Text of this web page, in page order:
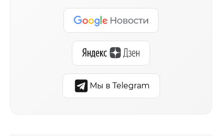
Мы в Telegram